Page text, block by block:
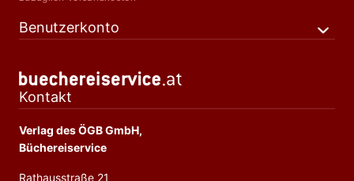
Benutzerkonto
Kontakt
Verlag des ÖGB GmbH,
Büchereiservice
Rathausstraße 21